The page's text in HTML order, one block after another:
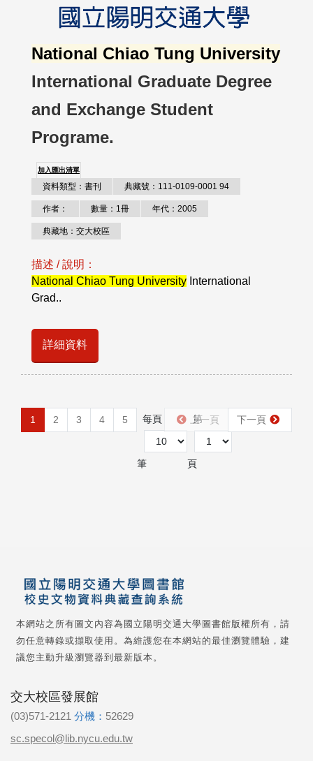
National Chiao Tung University
International Graduate Degree
and Exchange Student
Programe.
加入匯出清單
資料類型：書刊 典藏號：111-0109-0001 94
作者： 數量：1冊 年代：2005
典藏地：交大校區
描述 / 說明：
National Chiao Tung University International
Grad..
詳細資料
1 2 3 4 5 每頁
筆
第
頁
上一頁 下一頁
本網站之所有圖文內容為國立陽明交通大學圖書館版權所有，請
勿任意轉錄或擷取使用。為維護您在本網站的最佳瀏覽體驗，建
議您主動升級瀏覽器到最新版本。
交大校區發展館
(03)571-2121 分機： 52629
sc.specol@lib.nycu.edu.tw